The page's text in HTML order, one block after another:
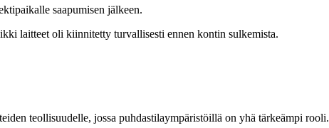
saapumisen jälkeen.
laitteet oli kiinnitetty turvallisesti ennen kontin sulkemista.
teollisuudelle, jossa puhdastilaympäristöillä on yhä tärkeämpi rooli.